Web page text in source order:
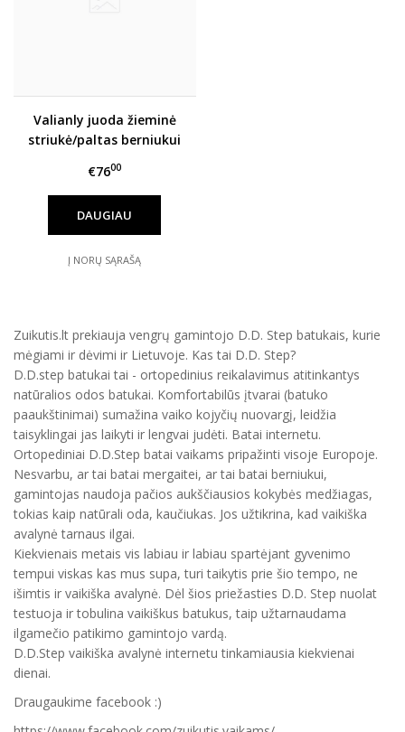
Valianly juoda žieminė
striukė/paltas berniukui
€7600
DAUGIAU
Į NORŲ SĄRAŠĄ
Zuikutis.lt prekiauja vengrų gamintojo D.D. Step batukais, kurie
mėgiami ir dėvimi ir Lietuvoje. Kas tai D.D. Step?
D.D.step batukai tai - ortopedinius reikalavimus atitinkantys
natūralios odos batukai. Komfortabilūs įtvarai (batuko
paaukštinimai) sumažina vaiko kojyčių nuovargį, leidžia
taisyklingai jas laikyti ir lengvai judėti. Batai internetu.
Ortopediniai D.D.Step batai vaikams pripažinti visoje Europoje.
Nesvarbu, ar tai batai mergaitei, ar tai batai berniukui,
gamintojas naudoja pačios aukščiausios kokybės medžiagas,
tokias kaip natūrali oda, kaučiukas. Jos užtikrina, kad vaikiška
avalynė tarnaus ilgai.
Kiekvienais metais vis labiau ir labiau spartėjant gyvenimo
tempui viskas kas mus supa, turi taikytis prie šio tempo, ne
išimtis ir vaikiška avalynė. Dėl šios priežasties D.D. Step nuolat
testuoja ir tobulina vaikiškus batukus, taip užtarnaudama
ilgamečio patikimo gamintojo vardą.
D.D.Step vaikiška avalynė internetu tinkamiausia kiekvienai
dienai.
Draugaukime facebook :)